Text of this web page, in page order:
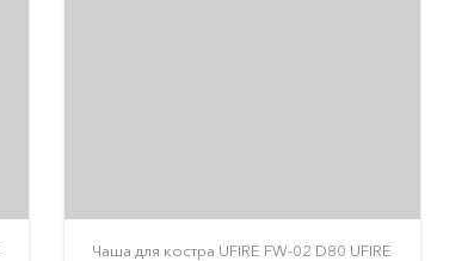
Чаша для костра UFIRE FW-02 D80 UFIRE